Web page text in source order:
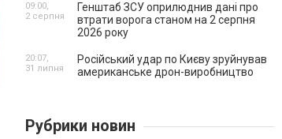
Генштаб ЗСУ оприлюднив дані про
втрати ворога станом на 2 серпня
2026 року
09:00,
2 серпня
Російський удар по Києву зруйнував
американське дрон-виробництво
20:07,
31 липня
Рубрики новин